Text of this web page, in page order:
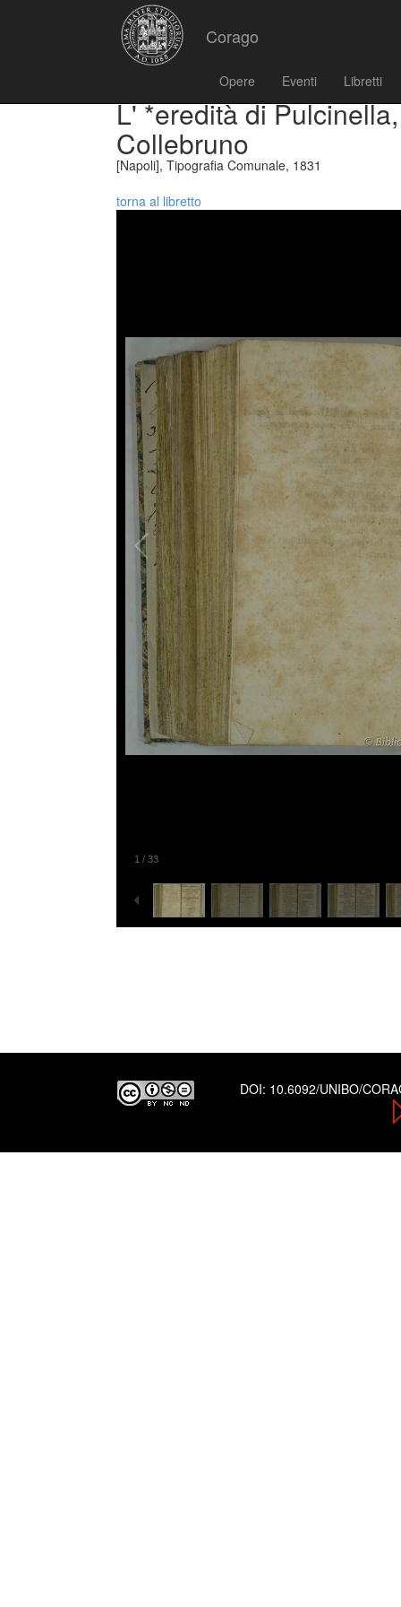
Corago
Opere Eventi Libretti
L' *eredità di
Collebruno
[Napoli], Tipografia Comunale, 1831
torna al libretto
1 / 33
DOI: 10.6092/UNIBO/